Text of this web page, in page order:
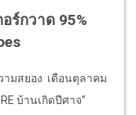
ร์กวาด 95%
ามสยอง เดือนตุลาคม
บ้านเกิดปีศาจ”